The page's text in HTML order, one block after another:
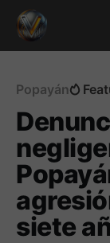
Popayán
siete